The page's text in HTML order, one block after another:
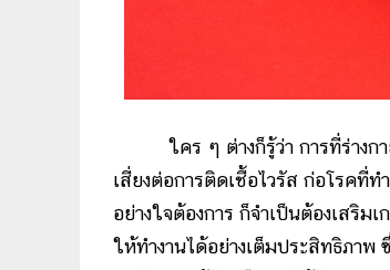
ใคร ๆ ต่างก็รู้ว่า การที่ร่างกาย
เสี่ยงต่อการติดเชื้อไวรัส ก่อโรคที่
อย่างใจต้องการ ก็จำเป็นต้องเสริ
ให้ทำงานได้อย่างเต็มประสิทธิภา